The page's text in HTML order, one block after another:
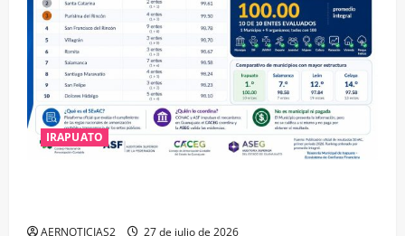
IRAPUATO
AERNOTICIAS2 27 de julio de 2026